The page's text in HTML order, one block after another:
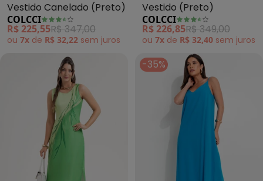
Vestido Canelado (Preto)
COLCCI
R$ 225,55R$ 347,00
ou 7x de R$ 32,22 sem juros
Vestido (Preto)
COLCCI
R$ 226,85R$ 349,00
ou 7x de R$ 32,40 sem juros
-35%